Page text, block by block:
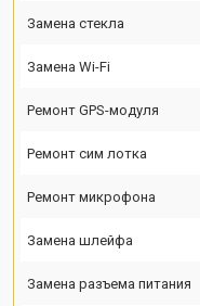
Замена стекла
Замена Wi-Fi
Ремонт GPS-модуля
Ремонт сим лотка
Ремонт микрофона
Замена шлейфа
Замена разъема питания